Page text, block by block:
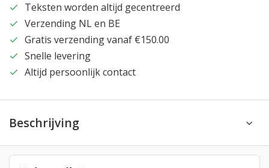
Teksten worden altijd gecentreerd
Verzending NL en BE
Gratis verzending vanaf €150.00
Snelle levering
Altijd persoonlijk contact
Beschrijving